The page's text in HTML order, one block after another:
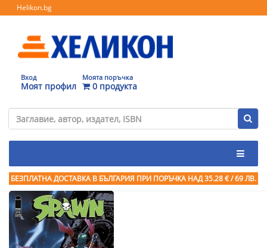
Helikon.bg
Вход
Моят профил
Моята поръчка
0 продукта
БЕЗПЛАТНА ДОСТАВКА В БЪЛГАРИЯ ПРИ ПОРЪЧКА НАД 35.28 € / 69 ЛВ.